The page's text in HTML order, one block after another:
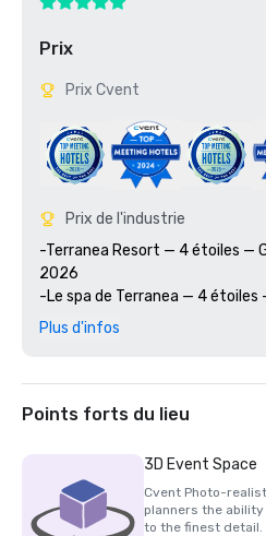
Prix
Prix Cvent
Prix de l'industrie
-Terranea Resort — 4 étoiles —
2026
-Le spa de Terranea — 4 étoiles
2026
« Meilleur hôtel de Los Angeles
Report 2025
Travel + Leisure — World's Best
Plus d'infos
Points forts du lieu
3D Event Space
Cvent Photo-
planners the
to the finest detail.